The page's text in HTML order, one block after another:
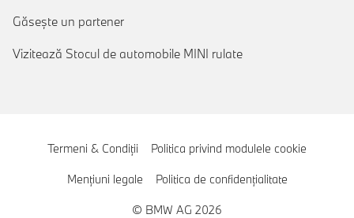
Găseşte un partener
Vizitează Stocul de automobile MINI rulate
Termeni & Condiţii Politica privind modulele cookie
Menţiuni legale Politica de confidenţialitate
© BMW AG 2026